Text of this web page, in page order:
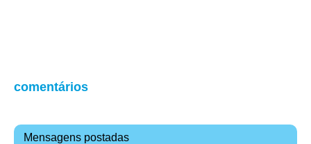
comentários
Mensagens postadas